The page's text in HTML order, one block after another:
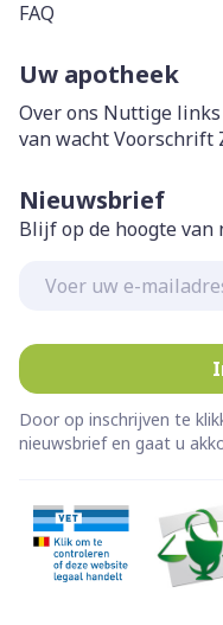
FAQ
Uw apotheek
Over ons Nuttige links
van wachtVoorschrift
Nieuwsbrief
Blijf op de hoogte
Door op inschrijven te
nieuwsbrief en gaat u